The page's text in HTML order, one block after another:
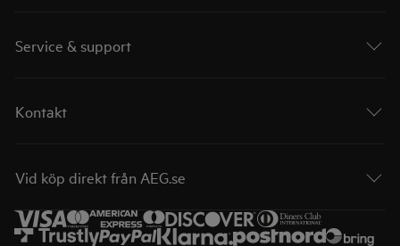
Service & support
Kontakt
Vid köp direkt från AEG.se